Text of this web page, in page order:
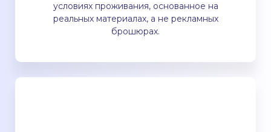
условиях проживания, основанное на
реальных материалах, а не рекламных
брошюрах.